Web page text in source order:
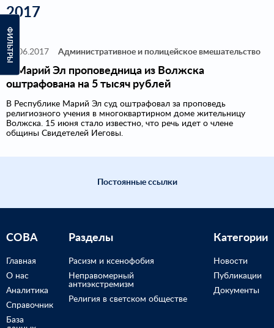
ФИЛЬТРЫ
2017
16.06.2017 Административное и полицейское вмешательство
В Марий Эл проповедница из Волжска
оштрафована на 5 тысяч рублей
В Республике Марий Эл суд оштрафовал за проповедь
религиозного учения в многоквартирном доме жительницу
Волжска. 15 июня стало известно, что речь идет о члене
общины Свидетелей Иеговы.
Постоянные ссылки
СОВА
Главная
О нас
Аналитика
Справочник
База
Разделы
Расизм и ксенофобия
Неправомерный
антиэкстремизм
Религия в светском обществе
Категории
Новости
Публикации
Документы